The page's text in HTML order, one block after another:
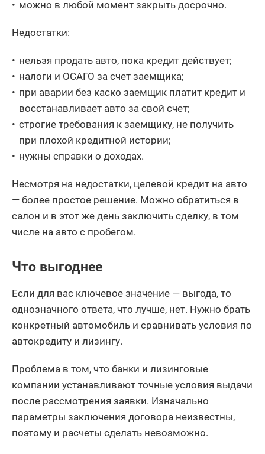
можно в любой момент закрыть досрочно.
Недостатки:
нельзя продать авто, пока кредит действует;
налоги и ОСАГО за счет заемщика;
при аварии без каско заемщик платит кредит и
восстанавливает авто за свой счет;
строгие требования к заемщику, не получить
при плохой кредитной истории;
нужны справки о доходах.
Несмотря на недостатки, целевой кредит на авто
— более простое решение. Можно обратиться в
салон и в этот же день заключить сделку, в том
числе на авто с пробегом.
Что выгоднее
Если для вас ключевое значение — выгода, то
однозначного ответа, что лучше, нет. Нужно брать
конкретный автомобиль и сравнивать условия по
автокредиту и лизингу.
Проблема в том, что банки и лизинговые
компании устанавливают точные условия выдачи
после рассмотрения заявки. Изначально
параметры заключения договора неизвестны,
поэтому и расчеты сделать невозможно.